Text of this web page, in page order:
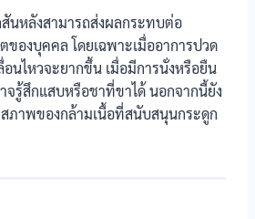
นหลังสามารถส่งผลกระทบต่อ
องบุคคล โดยเฉพาะเมื่ออาการปวด
อนไหวจะยากขึ้น เมื่อมีการนั่งหรือยืน
จรู้สึกแสบหรือชาที่ขาได้ นอกจากนี้ยัง
ภาพของกล้ามเนื้อที่สนับสนุนกระดูก